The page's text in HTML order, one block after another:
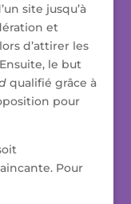
site jusqu’à
et
d’attirer les
le but
qualifié grâce à
pour
Pour